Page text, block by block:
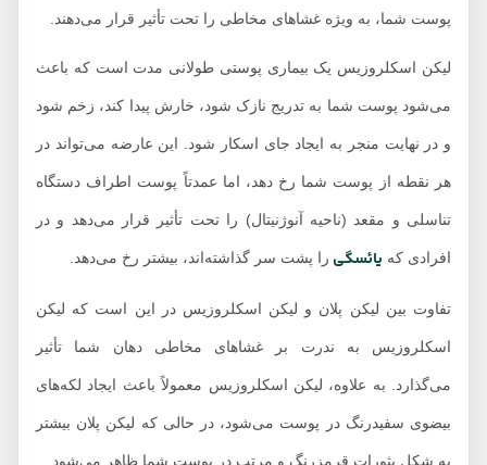
پوست شما، به ویژه غشاهای مخاطی را تحت تأثیر قرار می‌دهند.
لیکن اسکلروزیس یک بیماری پوستی طولانی مدت است که باعث
می‌شود پوست شما به تدریج نازک شود، خارش پیدا کند، زخم شود
و در نهایت منجر به ایجاد جای اسکار شود. این عارضه می‌تواند در
هر نقطه از پوست شما رخ دهد، اما عمدتاً پوست اطراف دستگاه
تناسلی و مقعد (ناحیه آنوژنیتال) را تحت تأثیر قرار می‌دهد و در
افرادی کهیائسگیرا پشت سر گذاشته‌اند، بیشتر رخ می‌دهد.
تفاوت بین لیکن پلان و لیکن اسکلروزیس در این است که لیکن
اسکلروزیس به ندرت بر غشاهای مخاطی دهان شما تأثیر
می‌گذارد. به علاوه، لیکن اسکلروزیس معمولاً باعث ایجاد لکه‌های
بیضوی سفیدرنگ در پوست می‌شود، در حالی که لیکن پلان بیشتر
به شکل بثورات قرمزرنگ و مرتب در پوست شما ظاهر می‌شود.